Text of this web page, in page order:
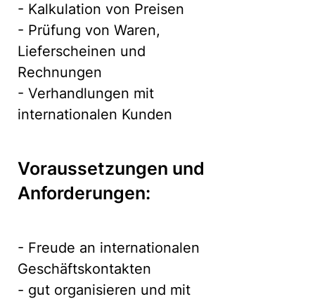
- Kalkulation von Preisen
- Prüfung von Waren,
Lieferscheinen und
Rechnungen
- Verhandlungen mit
internationalen Kunden
Voraussetzungen und
Anforderungen:
- Freude an internationalen
Geschäftskontakten
- gut organisieren und mit